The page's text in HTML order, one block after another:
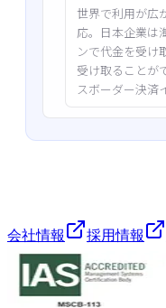
世界で利用が広
応。日本企業は
ンで代金を受け
受け取ることが
スボーダー決済
会社情報
採用情報